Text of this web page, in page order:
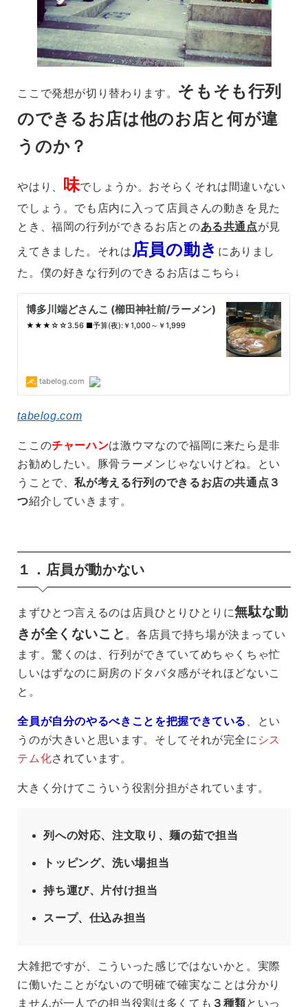
ここで発想が切り替わります。 そもそも行列
のできるお店は他のお店と何が違
うのか？
やはり、 味でしょうか。おそらくそれは間違いない
でしょう。でも店内に入って店員さんの動きを見た
とき、福岡の行列ができるお店とのある共通点が見
えてきました。それは 店員の動き にありまし
た。僕の好きな行列のできるお店はこちら↓
tabelog.com
ここのチャーハンは激ウマなので福岡に来たら是非
お勧めしたい。豚骨ラーメンじゃないけどね。とい
うことで、私が考える行列のできるお店の共通点３
つ紹介していきます。
１．店員が動かない
まずひとつ言えるのは店員ひとりひとりに無駄な動
きが全くないこと 。各店員で持ち場が決まってい
ます。驚くのは、行列ができていてめちゃくちゃ忙
しいはずなのに厨房のドタバタ感がそれほどないこ
と。
全員が自分のやるべきことを把握できている
、とい
うのが大きいと思います。そしてそれが完全に シス
テム化されています。
大きく分けてこういう役割分担がされています。
列への対応、注文取り、麺の茹で担当
トッピング、洗い場担当
持ち運び、片付け担当
スープ、仕込み担当
大雑把ですが、こういった感じではないかと。実際
に働いたことがないので明確で確実なことは分かり
ませんが一人での担当役割は多くても ３種類といっ